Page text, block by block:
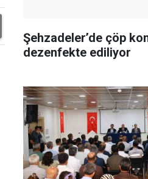
Şehzadeler’de çöp
dezenfekte ediliyor